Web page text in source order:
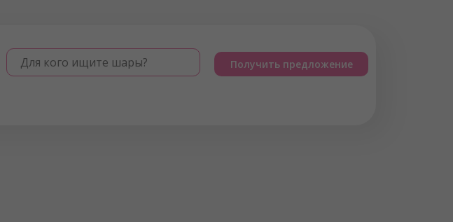
Для кого ищите шары? Получить предложение